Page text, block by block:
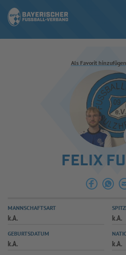
ERGEBNISSE & WETTBEWERBE
SPIELBETRIEB &
AUSBILDUNG & FÖRDERUNG
Als Favorit hinzufügen
FELIX
MANNSCHAFTSART
k.A. k.A.
GEBURTSDATUM
k.A. k.A.